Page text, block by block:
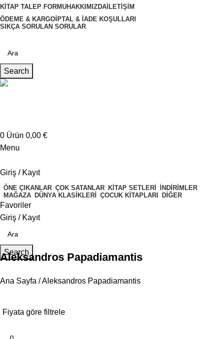
KITAP TALEP FORMUHAKKIMIZDA İLETIŞIM
ÖDEME & KARGO İPTAL & İADE KOŞULLARI
SIKÇA SORULAN SORULAR
Search
0 Ürün 0,00 €
Menu
Giriş / Kayıt
ÖNE ÇIKANLAR ÇOK SATANLAR KITAP SETLERI İNDIRIMLER
MAĞAZA DÜNYA KLASIKLERI ÇOCUK KITAPLARI DIĞER
Favoriler
Giriş / Kayıt
Search
Aleksandros Papadiamantis
Ana Sayfa Aleksandros Papadiamantis
Fiyata göre filtrele